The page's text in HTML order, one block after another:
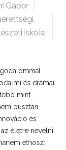
Gábor
,
iskola
és drámai
mint
pusztán
és
életre nevelni”
ethosz: